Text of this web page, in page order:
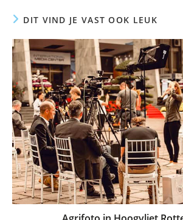
DIT VIND JE VAST OOK LEUK